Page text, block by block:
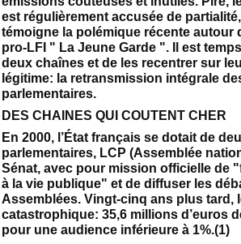
est régulièrement accusée de
témoigne la polémique récente autour
pro-LFI " La Jeune Garde ". Il est
deux chaînes et de les recentrer sur
légitime: la retransmission intégrale
parlementaires.
DES CHAINES QUI COUTENT CHER
En 2000, l’État français se dotait de
parlementaires, LCP (Assemblée
Sénat, avec pour mission officielle de
à la vie publique" et de diffuser les
Assemblées. Vingt-cinq ans plus tard,
catastrophique: 35,6 millions d’euros
pour une audience inférieure à 1%.(1)